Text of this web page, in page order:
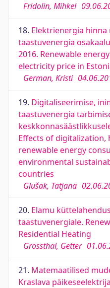
Fridolin, Mihkel
18. Elektrienergia
taastuvenergia
2016. Renewable
electricity price in
German, Kristi
19. Digitaliseerimise,
taastuvenergia
Effects of digitalization,
renewable energy
environmental
countries
Glušak, Tatjana
20. Elamu
taastuvenergiale.
Residential Heating
Grossthal, Getter
21. Matemaatilised
Kraslava